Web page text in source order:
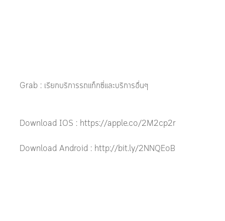
Grab : เรียกบริการรถแท็กซี่และบริการอื่นๆ
Download IOS : https://apple.co/2M2cp2r
Download Android : http://bit.ly/2NNQEoB